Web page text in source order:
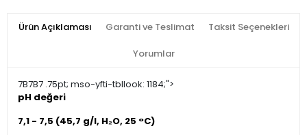
Ürün Açıklaması Garanti ve Teslimat Taksit Seçenekleri
Yorumlar
7B7B7 .75pt; mso-yfti-tbllook: 1184;">
pH değeri
7,1 - 7,5 (45,7 g/l, H₂O, 25 °C)